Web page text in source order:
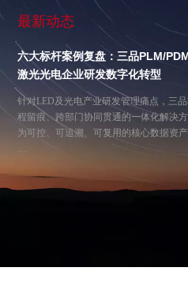
最新动态
六大标杆案例复盘：三品PLM/
激光光电企业研发数字化转型
针对LED及光电产业研发管理痛点，三
程留痕、跨部门协同贯通的一体化解决
为可控、可追溯、可复用的核心数据资
…